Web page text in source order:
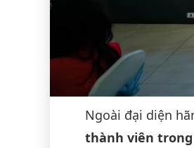
Ngoài đại diện
thành viên trong